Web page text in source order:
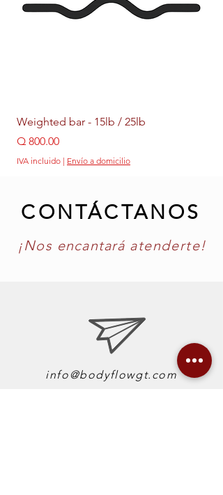
Weighted bar - 15lb / 25lb
Precio
Q 800.00
IVA incluido | Envío a domicilio
CONTÁCTANOS
¡Nos encantará atenderte!
info@bodyflowgt.com